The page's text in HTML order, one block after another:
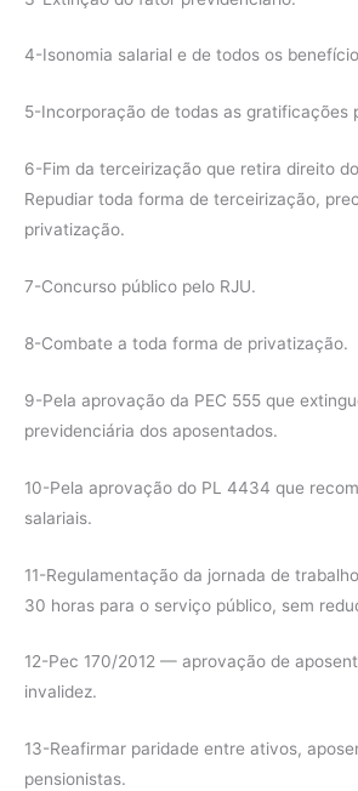
4-Isonomia salarial e de todos os
5-Incorporação de todas as gratificações
6-Fim da terceirização que retira direito
Repudiar toda forma de terceirização,
privatização.
7-Concurso público pelo RJU.
8-Combate a toda forma de privatização.
9-Pela aprovação da PEC 555 que
previdenciária dos aposentados.
10-Pela aprovação do PL 4434 que
salariais.
11-Regulamentação da jornada de
30 horas para o serviço público, sem
12-Pec 170/2012 — aprovação de
invalidez.
13-Reafirmar paridade entre ativos,
pensionistas.